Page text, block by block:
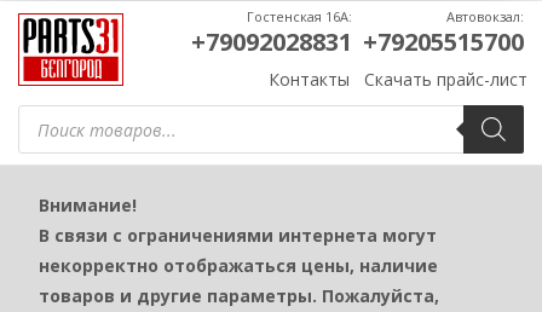
Поиск
товаров
Контакты Скачать прайс-лист
Гостенская 16А:
+79092028831
Автовокзал:
+79205515700
Внимание!
В связи с ограничениями интернета могут
некорректно отображаться цены, наличие
товаров и другие параметры. Пожалуйста,